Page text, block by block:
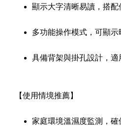
顯示大字清晰易讀，搭
多功能操作模式，可顯
具備背架與掛孔設計，適
【使用情境推薦】
家庭環境溫濕度監測，